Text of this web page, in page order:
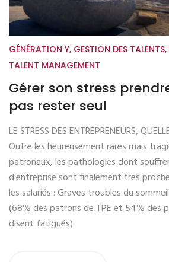
GÉNÉRATION Y, GESTION DES TALENTS,
TALENT MANAGEMENT
Gérer son stress
pas rester seul
LE STRESS DES ENTREPRENEURS,
Outre les heureusement rares mais
patronaux, les pathologies dont
d’entreprise sont finalement très
les salariés : Graves troubles du
(68% des patrons de TPE et 54% des
disent fatigués)